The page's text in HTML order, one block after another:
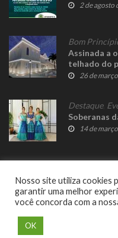
2 de agosto
Bom
Assinada a
telhado do
Princípio
26 de
Destaque,
Soberanas
14 de
Nosso site utiliza cookies
garantir uma melhor
você concorda com a
OK